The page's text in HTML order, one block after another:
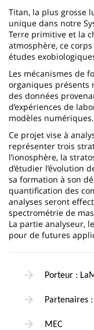
Titan, la plus grosse
unique dans notre
Terre primitive et la
atmosphère, ce
études
Les mécanismes de
organiques présents
des données
d’expériences de
modèles numériques.
Ce projet vise à
représenter trois
l’ionosphère, la
d’étudier l’évolution
sa formation à son
quantification des
analyses seront
spectrométrie de
La partie analyseur,
pour de futures
Porteur :
Partenaires :
MEC